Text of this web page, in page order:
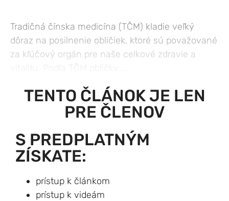
Tradičná čínska medicína (TČM) kladie veľký
dôraz na posilnenie obličiek, ktoré sú považované
za kľúčový orgán pre naše celkové zdravie a
vitalitu. Podľa TČM obličky…...
TENTO ČLÁNOK JE LEN
PRE ČLENOV
S PREDPLATNÝM
ZÍSKATE:
prístup k článkom
prístup k videám